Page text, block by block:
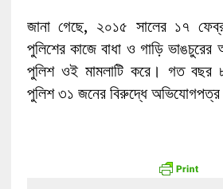
জানা গেছে, ২০১৫ সালের ১৭
পুলিশের কাজে বাধা ও গাড়ি ভাঙচুরের
পুলিশ ওই মামলাটি করে। গত বছর
পুলিশ ৩১ জনের বিরুদ্ধে অভিযোগপত্র